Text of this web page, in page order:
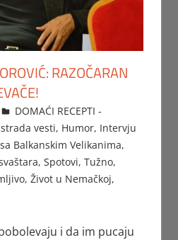
RAZOČARAN
Beba
DOMAĆI RECEPTI -
vesti, Humor, Intervju
Balkanskim Velikanima,
, Spotovi, Tužno,
, Život u Nemačkoj,
i da im pucaju